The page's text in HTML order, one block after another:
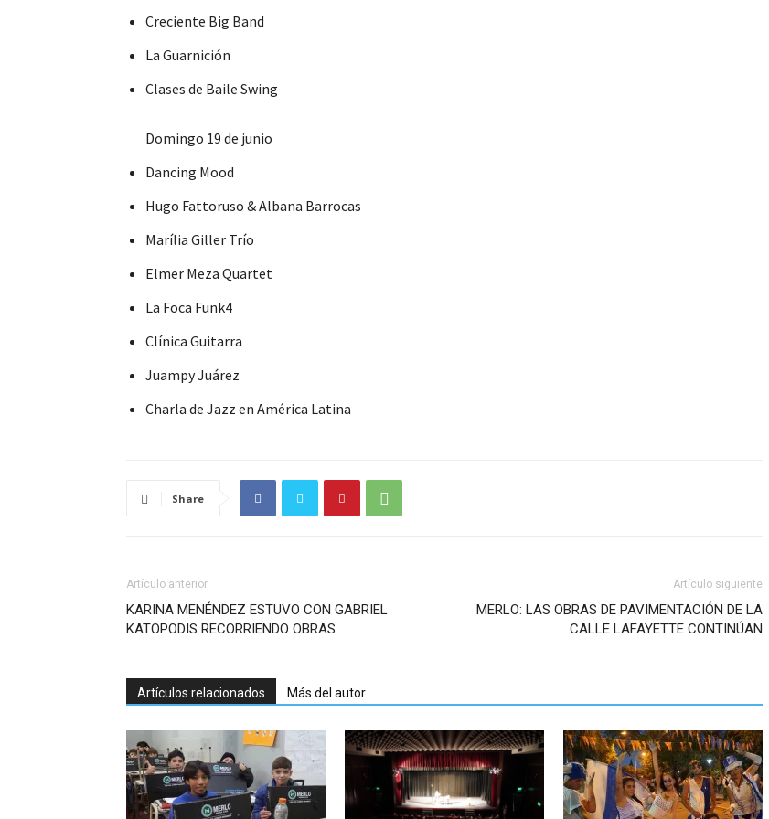
Creciente Big Band
La Guarnición
Clases de Baile Swing
Domingo 19 de junio
Dancing Mood
Hugo Fattoruso & Albana Barrocas
Marília Giller Trío
Elmer Meza Quartet
La Foca Funk4
Clínica Guitarra
Juampy Juárez
Charla de Jazz en América Latina
Share
Artículo anterior
KARINA MENÉNDEZ ESTUVO CON GABRIEL
KATOPODIS RECORRIENDO OBRAS
Artículo siguiente
MERLO: LAS OBRAS DE PAVIMENTACIÓN DE LA
CALLE LAFAYETTE CONTINÚAN
Artículos relacionados Más del autor